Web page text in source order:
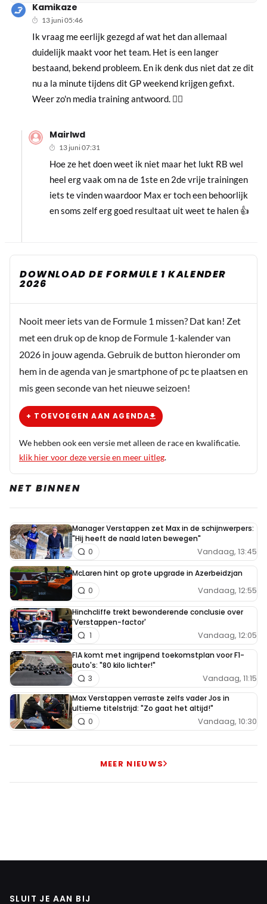
Kamikaze
13 juni 05:46
Ik vraag me eerlijk gezegd af wat het dan allemaal
duidelijk maakt voor het team. Het is een langer
bestaand, bekend probleem. En ik denk dus niet dat ze dit
nu a la minute tijdens dit GP weekend krijgen gefixt.
Weer zo'n media training antwoord. 🤷‍♂️
Mairlwd
13 juni 07:31
Hoe ze het doen weet ik niet maar het lukt RB wel
heel erg vaak om na de 1ste en 2de vrije trainingen
iets te vinden waardoor Max er toch een behoorlijk
en soms zelf erg goed resultaat uit weet te halen 👍
DOWNLOAD DE FORMULE 1 KALENDER
2026
Nooit meer iets van de Formule 1 missen? Dat kan! Zet
met een druk op de knop de Formule 1-kalender van
2026 in jouw agenda. Gebruik de button hieronder om
hem in de agenda van je smartphone of pc te plaatsen en
mis geen seconde van het nieuwe seizoen!
+ TOEVOEGEN AAN AGENDA
We hebben ook een versie met alleen de race en kwalificatie.
klik hier voor deze versie en meer uitleg.
NET BINNEN
Manager Verstappen zet Max in de schijnwerpers:
"Hij heeft de naald laten bewegen"
Vandaag, 13:45
0
McLaren hint op grote upgrade in Azerbeidzjan
Vandaag, 12:55
0
Hinchcliffe trekt bewonderende conclusie over
'Verstappen-factor'
Vandaag, 12:05
1
FIA komt met ingrijpend toekomstplan voor F1-
auto's: "80 kilo lichter!"
Vandaag, 11:15
3
Max Verstappen verraste zelfs vader Jos in
ultieme titelstrijd: "Zo gaat het altijd!"
Vandaag, 10:30
0
MEER NIEUWS
SLUIT JE AAN BIJ